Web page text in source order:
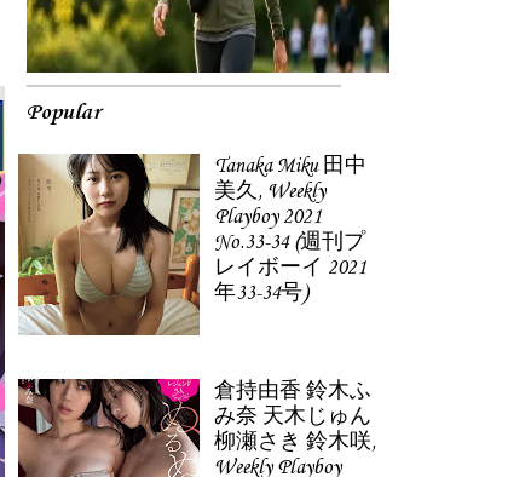
Popular
Tanaka Miku 田中
美久, Weekly
Playboy 2021
No.33-34 (週刊プ
レイボーイ 2021
年33-34号)
倉持由香 鈴木ふ
み奈 天木じゅん
柳瀬さき 鈴木咲,
Weekly Playboy